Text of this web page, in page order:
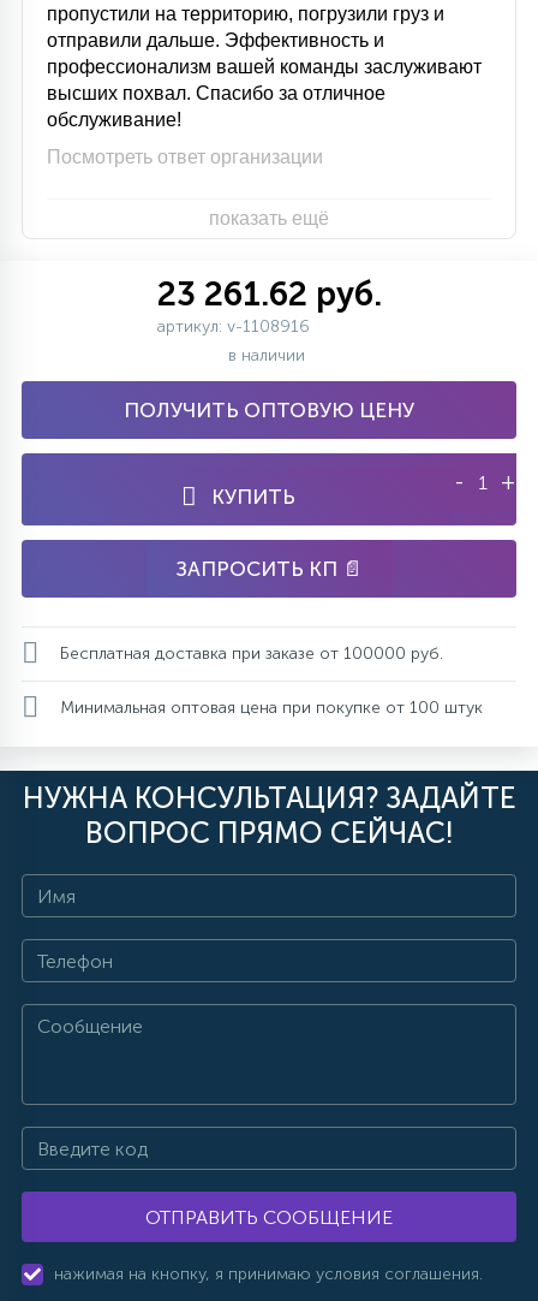
пропустили на территорию, погрузили груз и
отправили дальше. Эффективность и
профессионализм вашей команды заслуживают
высших похвал. Спасибо за отличное
обслуживание!
Посмотреть ответ организации
показать ещё
23 261.62 руб.
артикул: v-1108916
в наличии
ПОЛУЧИТЬ ОПТОВУЮ ЦЕНУ
КУПИТЬ
- +
ЗАПРОСИТЬ КП 📄
Бесплатная доставка при заказе от 100000 руб.
Минимальная оптовая цена при покупке от 100 штук
НУЖНА КОНСУЛЬТАЦИЯ? ЗАДАЙТЕ
ВОПРОС ПРЯМО СЕЙЧАС!
ОТПРАВИТЬ СООБЩЕНИЕ
нажимая на кнопку, я принимаю условия соглашения.